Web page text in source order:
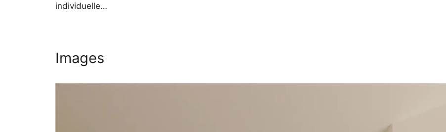
individuelle…
Images